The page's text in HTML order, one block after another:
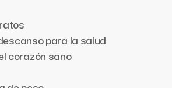
para la salud
corazón sano